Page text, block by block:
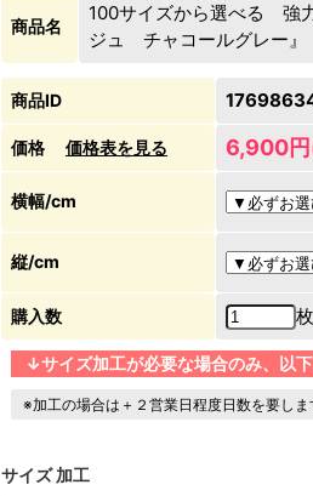
商品名
100サイズから選べる 強
ジュ チャコールグレー』
商品ID
価格 価格表を見る 6,900円
横幅/cm
縦/cm
購入数 枚
↓サイズ加工が必要な場合のみ、以
※加工の場合は＋２営業日程度日数を要しま
サイズ 加工